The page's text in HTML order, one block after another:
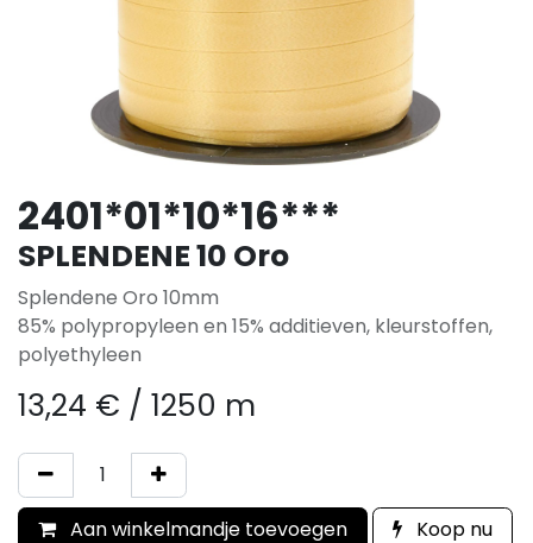
2401*01*10*16***
SPLENDENE 10 Oro
Splendene Oro 10mm
85% polypropyleen en 15% additieven, kleurstoffen,
polyethyleen
13,24 € / 1250 m
Aan winkelmandje toevoegen Koop nu